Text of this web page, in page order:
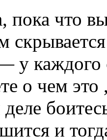
пока что
у каждого
о чем это
и